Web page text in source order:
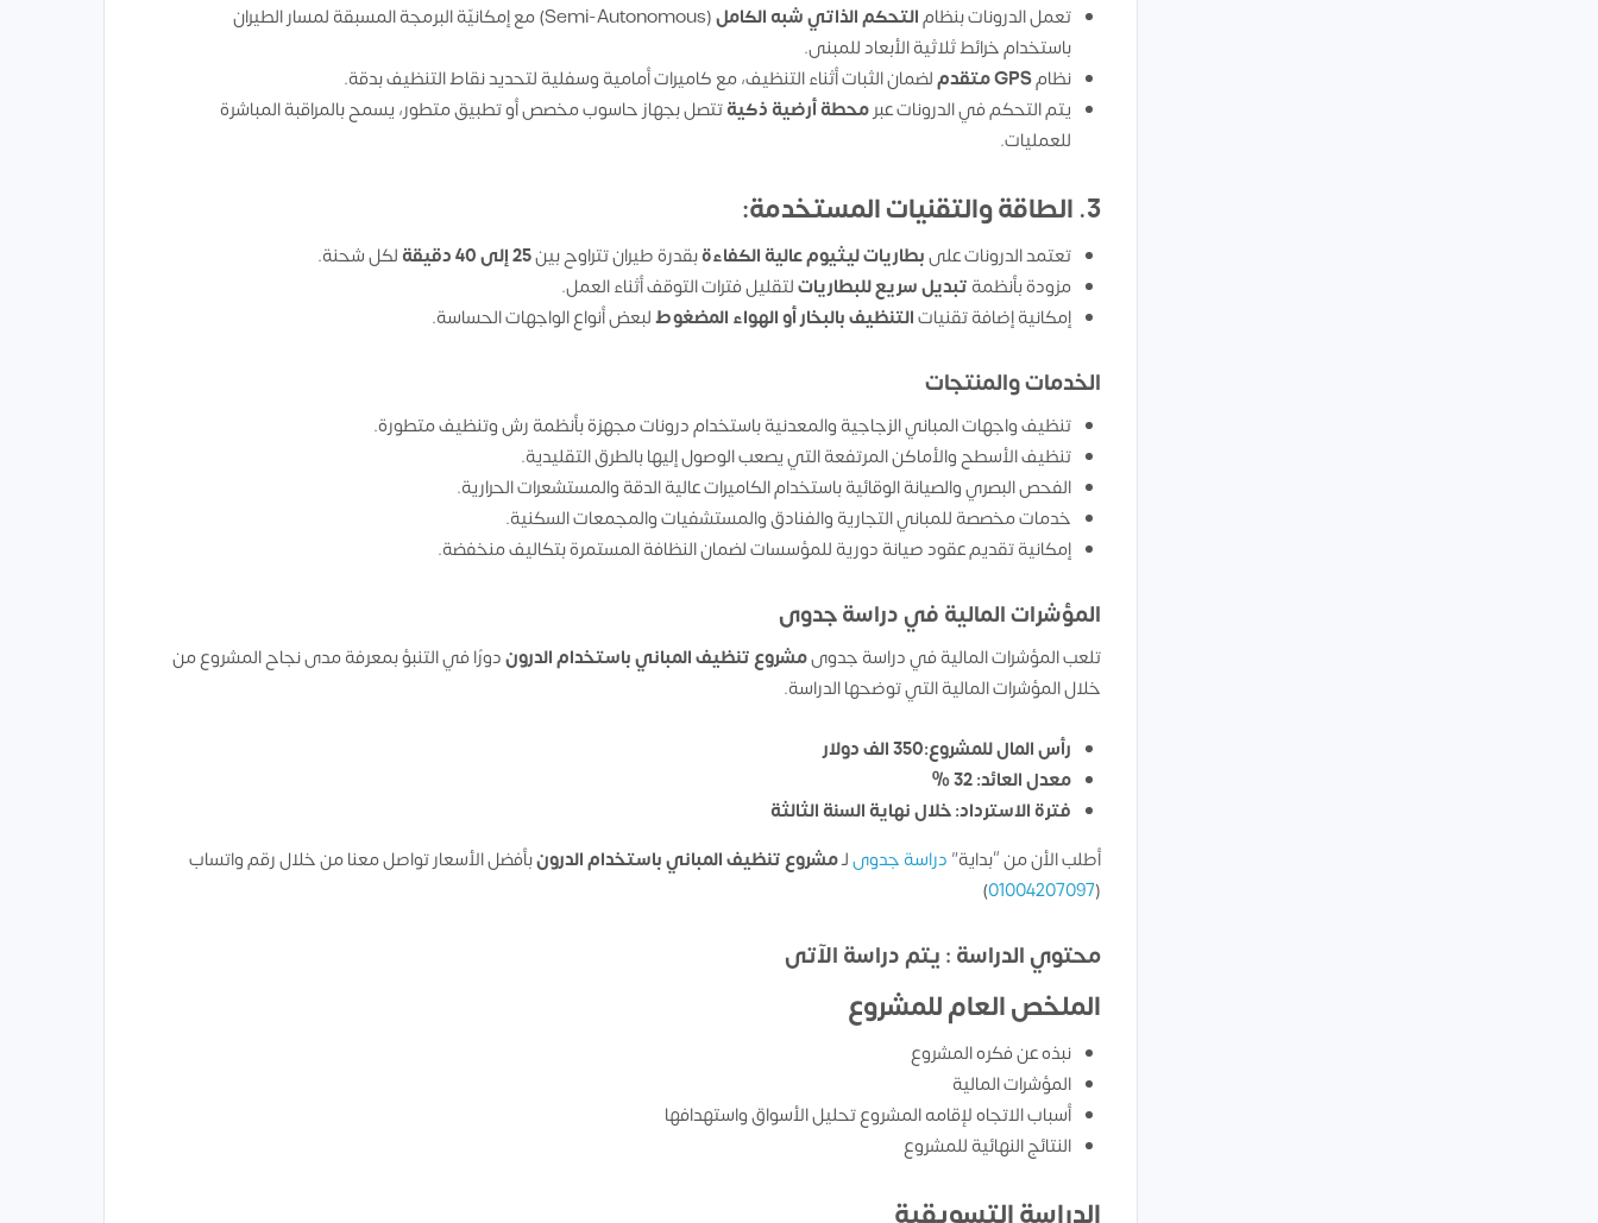
تعمل الدرونات بنظامالتحكم الذاتي شبه الكامل
(Semi-Autonomous) مع إمكانيّة البرمجة المسبقة لمسار الطيران
باستخدام خرائط ثلاثية الأبعاد للمبنى.
نظامGPS متقدم
لضمان الثبات أثناء التنظيف، مع كاميرات أمامية وسفلية لتحديد نقاط التنظيف بدقة.
يتم التحكم في الدرونات عبرمحطة أرضية ذكيةتتصل بجهاز حاسوب مخصص أو تطبيق متطور، يسمح بالمراقبة المباشرة
للعمليات.
3. الطاقة والتقنيات المستخدمة:
تعتمد الدرونات علىبطاريات ليثيوم عالية الكفاءةبقدرة طيران تتراوح بين25 إلى 40 دقيقة
لكل شحنة.
مزودة بأنظمة تبديل سريع للبطارياتلتقليل فترات التوقف أثناء العمل.
إمكانية إضافة تقنياتالتنظيف بالبخار أو الهواء المضغوطلبعض أنواع الواجهات الحساسة.
الخدمات والمنتجات
تنظيف واجهات المباني الزجاجية والمعدنية باستخدام درونات مجهزة بأنظمة رش وتنظيف متطورة.
تنظيف الأسطح والأماكن المرتفعة التي يصعب الوصول إليها بالطرق التقليدية.
الفحص البصري والصيانة الوقائية باستخدام الكاميرات عالية الدقة والمستشعرات الحرارية.
خدمات مخصصة للمباني التجارية والفنادق والمستشفيات والمجمعات السكنية.
إمكانية تقديم عقود صيانة دورية للمؤسسات لضمان النظافة المستمرة بتكاليف منخفضة.
المؤشرات المالية في دراسة جدوى
تلعب المؤشرات المالية في دراسة جدوىمشروع تنظيف المباني باستخدام الدروندورًا في التنبؤ بمعرفة مدى نجاح المشروع من
خلال المؤشرات المالية التي توضحها الدراسة.
رأس المال للمشروع:350 الف دولار
معدل العائد: 32 %
فترة الاسترداد: خلال نهاية السنة الثالثة
أطلب الأن من “بداية” دراسة جدوىلـمشروع تنظيف المباني باستخدام الدرونبأفضل الأسعار تواصل معنا من خلال رقم واتساب
(
01004207097
)
محتوي الدراسة : يتم دراسة الآتى
الملخص العام للمشروع
نبذه عن فكره المشروع
المؤشرات المالية
أسباب الاتجاه لإقامه المشروع تحليل الأسواق واستهدافها
النتائج النهائية للمشروع
الدراسة التسويقية